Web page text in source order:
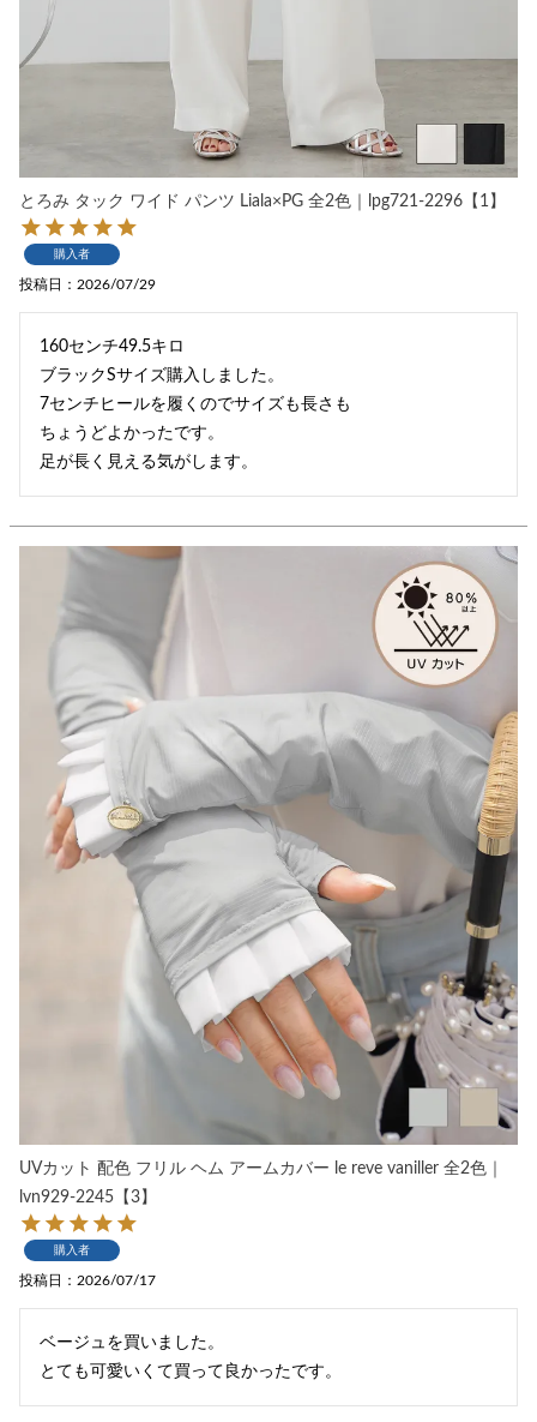
とろみ タック ワイド パンツ Liala×PG 全2色｜lpg721-2296【1】
購入者
投稿日 2026/07/29
160センチ49.5キロ
ブラックSサイズ購入しました。
7センチヒールを履くのでサイズも長さも
ちょうどよかったです。
足が長く見える気がします。
UVカット 配色 フリル ヘム アームカバー le reve vaniller 全2色｜
lvn929-2245【3】
購入者
投稿日 2026/07/17
ベージュを買いました。
とても可愛いくて買って良かったです。